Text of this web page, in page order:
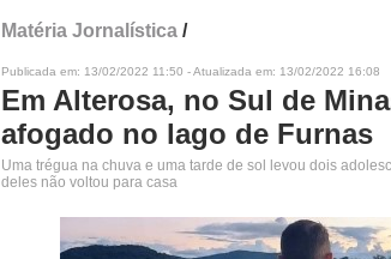
Matéria Jornalística /
Publicada em: 13/02/2022 11:50 - Atualizada em: 13/02/2022 16:08
Em Alterosa, no Sul de
afogado no lago de Furnas
Uma trégua na chuva e uma tarde de sol levou dois
deles não voltou para casa